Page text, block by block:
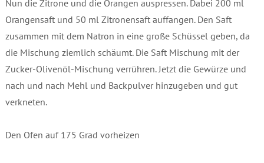
Nun die Zitrone und die Orangen auspressen. Dabei 200 ml
Orangensaft und 50 ml Zitronensaft auffangen. Den Saft
zusammen mit dem Natron in eine große Schüssel geben, da
die Mischung ziemlich schäumt. Die Saft Mischung mit der
Zucker-Olivenöl-Mischung verrühren. Jetzt die Gewürze und
nach und nach Mehl und Backpulver hinzugeben und gut
verkneten.
Den Ofen auf 175 Grad vorheizen